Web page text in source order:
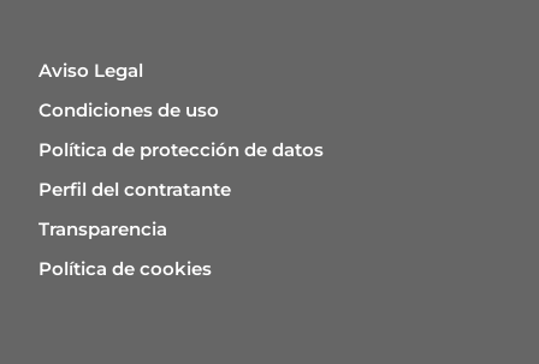
Aviso Legal
Condiciones de uso
Política de protección de datos
Perfil del contratante
Transparencia
Política de cookies